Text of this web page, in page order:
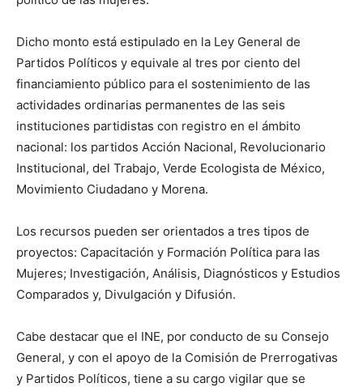
Dicho monto está estipulado en la Ley General de
Partidos Políticos y equivale al tres por ciento del
financiamiento público para el sostenimiento de las
actividades ordinarias permanentes de las seis
instituciones partidistas con registro en el ámbito
nacional: los partidos Acción Nacional, Revolucionario
Institucional, del Trabajo, Verde Ecologista de México,
Movimiento Ciudadano y Morena.
Los recursos pueden ser orientados a tres tipos de
proyectos: Capacitación y Formación Política para las
Mujeres; Investigación, Análisis, Diagnósticos y Estudios
Comparados y, Divulgación y Difusión.
Cabe destacar que el INE, por conducto de su Consejo
General, y con el apoyo de la Comisión de Prerrogativas
y Partidos Políticos, tiene a su cargo vigilar que se